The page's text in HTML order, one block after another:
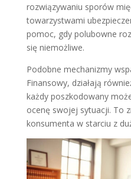
rozwiązywaniu sporów
towarzystwami
pomoc, gdy polubowne
się niemożliwe.
Podobne mechanizmy
Finansowy, działają
każdy poszkodowany
ocenę swojej sytuacji. To
konsumenta w starciu z